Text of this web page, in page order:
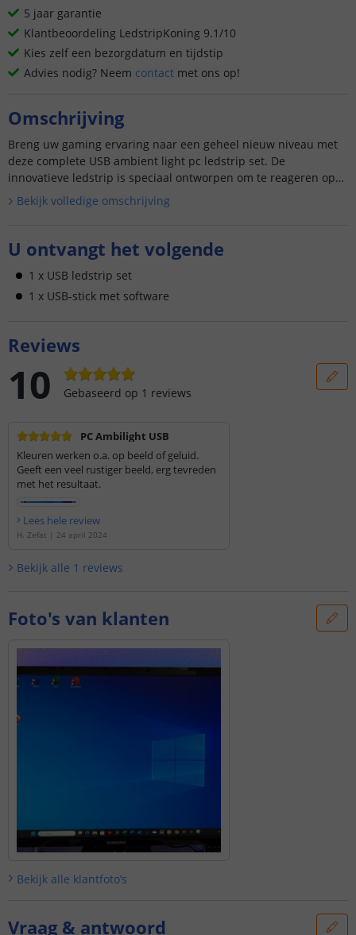
5 jaar garantie
Klantbeoordeling LedstripKoning 9.1/10
Kies zelf een bezorgdatum en tijdstip
Advies nodig? Neem contact met ons op!
Omschrijving
Breng uw gaming ervaring naar een geheel nieuw niveau met
deze complete USB ambient light pc ledstrip set. De
innovatieve ledstrip is speciaal ontworpen om te reageren op
bee...
Bekijk volledige omschrijving
U ontvangt het volgende
1 x USB ledstrip set
1 x USB-stick met software
Reviews
10 Gebaseerd op 1 reviews
PC Ambilight USB
Kleuren werken o.a. op beeld of geluid.
Geeft een veel rustiger beeld, erg tevreden
met het resultaat.
Lees hele review
H. Zefat | 24 april 2024
Bekijk alle 1 reviews
Foto's van klanten
Bekijk alle klantfoto’s
Vraag & antwoord